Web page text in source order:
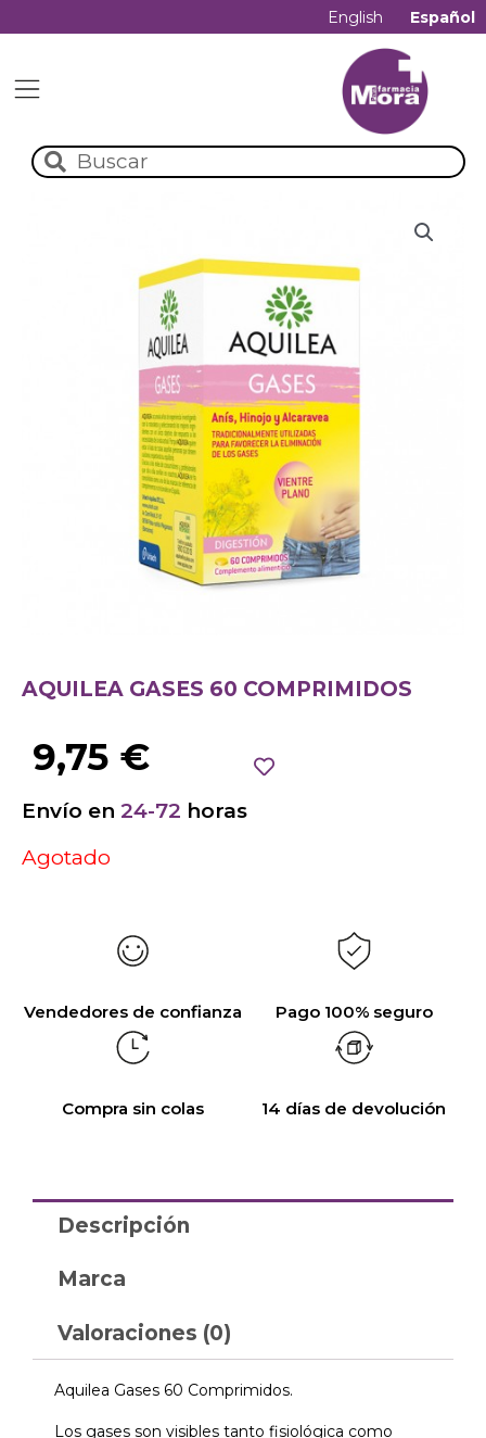
English Español
AQUILEA GASES 60 COMPRIMIDOS
9,75 €
Envío en 24-72 horas
Agotado
Vendedores de confianza Pago 100% seguro
Compra sin colas 14 días de devolución
Descripción
Marca
Valoraciones (0)
Aquilea Gases 60 Comprimidos.
Los gases son visibles tanto fisiológica como